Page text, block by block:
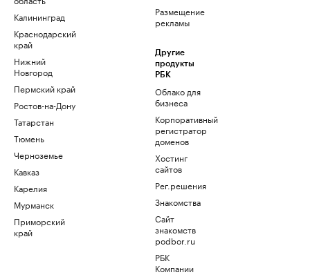
Калининград
Краснодарский
край
Нижний
Новгород
Пермский край
Ростов-на-Дону
Татарстан
Тюмень
Черноземье
Кавказ
Карелия
Мурманск
Приморский
край
Размещение
рекламы
Другие
продукты
РБК
Облако для
бизнеса
Корпоративный
регистратор
доменов
Хостинг
сайтов
Рег.решения
Знакомства
Сайт
знакомств
podbor.ru
РБК
Компании